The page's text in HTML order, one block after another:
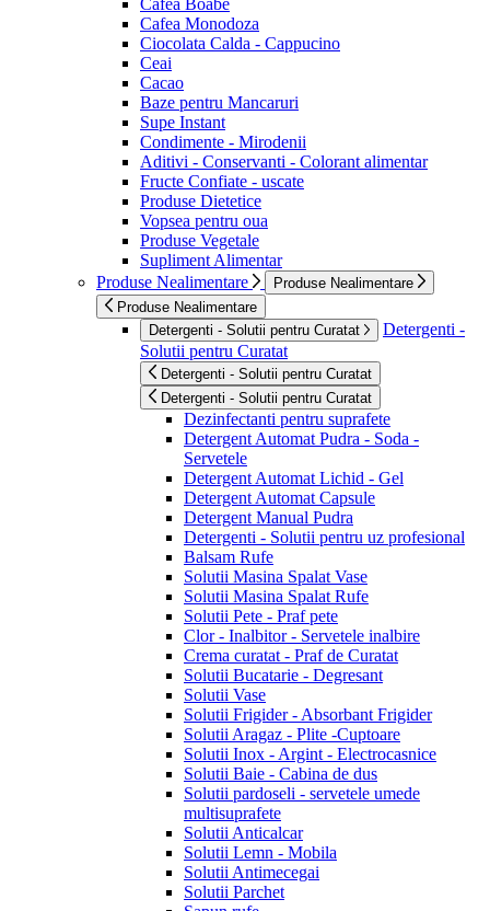
Cafea Monodoza
Ciocolata Calda - Cappucino
Ceai
Cacao
Baze pentru Mancaruri
Supe Instant
Condimente - Mirodenii
Aditivi - Conservanti - Colorant alimentar
Fructe Confiate - uscate
Produse Dietetice
Vopsea pentru oua
Produse Vegetale
Supliment Alimentar
Produse Nealimentare
Produse Nealimentare
Produse Nealimentare
Detergenti - Solutii pentru Curatat
Detergenti -
Solutii pentru Curatat
Detergenti - Solutii pentru Curatat
Detergenti - Solutii pentru Curatat
Dezinfectanti pentru suprafete
Detergent Automat Pudra - Soda -
Servetele
Detergent Automat Lichid - Gel
Detergent Automat Capsule
Detergent Manual Pudra
Detergenti - Solutii pentru uz profesional
Balsam Rufe
Solutii Masina Spalat Vase
Solutii Masina Spalat Rufe
Solutii Pete - Praf pete
Clor - Inalbitor - Servetele inalbire
Crema curatat - Praf de Curatat
Solutii Bucatarie - Degresant
Solutii Vase
Solutii Frigider - Absorbant Frigider
Solutii Aragaz - Plite -Cuptoare
Solutii Inox - Argint - Electrocasnice
Solutii Baie - Cabina de dus
Solutii pardoseli - servetele umede
multisuprafete
Solutii Anticalcar
Solutii Lemn - Mobila
Solutii Antimecegai
Solutii Parchet